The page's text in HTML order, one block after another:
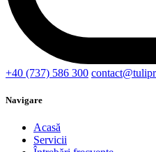
+40 (737) 586 300
Navigare
Acasă
Servicii